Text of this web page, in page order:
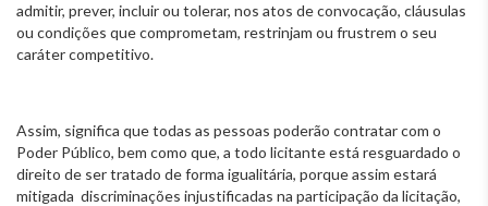
admitir, prever, incluir ou tolerar, nos atos de convocação, cláusulas
ou condições que comprometam, restrinjam ou frustrem o seu
caráter competitivo.
Assim, significa que todas as pessoas poderão contratar com o
Poder Público, bem como que, a todo licitante está resguardado o
direito de ser tratado de forma igualitária, porque assim estará
mitigada discriminações injustificadas na participação da licitação,